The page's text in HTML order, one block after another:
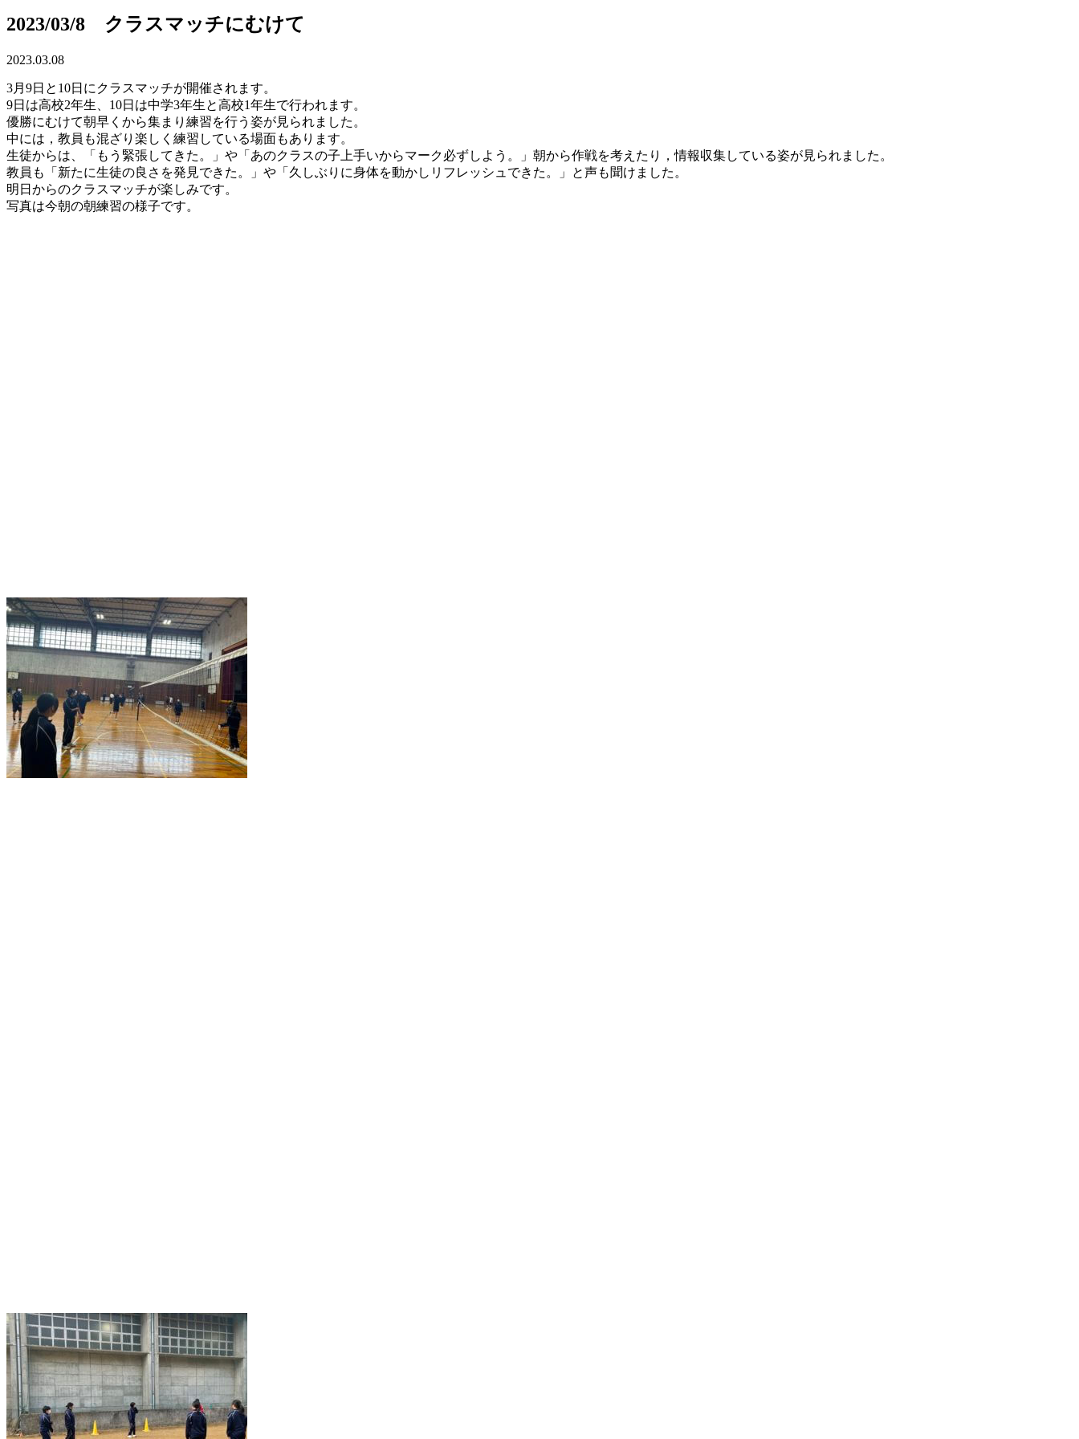
2023/03/8 クラスマッチにむけて
2023.03.08
3月9日と10日にクラスマッチが開催されます。
9日は高校2年生、10日は中学3年生と高校1年生で行われます。
優勝にむけて朝早くから集まり練習を行う姿が見られました。
中には，教員も混ざり楽しく練習している場面もあります。
生徒からは、「もう緊張してきた。」や「あのクラスの子上手いからマーク必ずしよう。」朝から作戦を考えたり，情報収集している姿が見られました。
教員も「新たに生徒の良さを発見できた。」や「久しぶりに身体を動かしリフレッシュできた。」と声も聞けました。
明日からのクラスマッチが楽しみです。
写真は今朝の朝練習の様子です。